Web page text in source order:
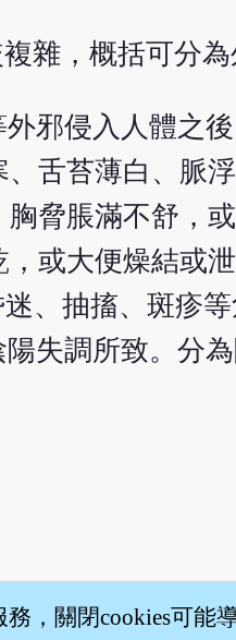
雜，概括可分為
邪侵入人體之
舌苔薄白、脈
脅脹滿不舒，
或大便燥結或
、抽搐、斑疹等
失調所致。分
，關閉cookies可能